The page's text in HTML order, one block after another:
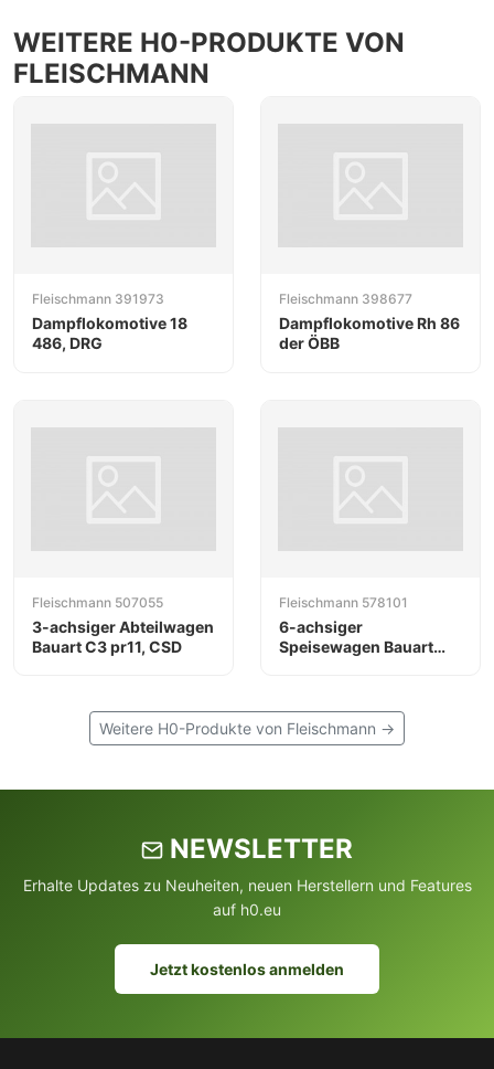
WEITERE H0-PRODUKTE VON
FLEISCHMANN
Fleischmann 391973
Dampflokomotive 18
486, DRG
Fleischmann 398677
Dampflokomotive Rh 86
der ÖBB
Fleischmann 507055
3-achsiger Abteilwagen
Bauart C3 pr11, CSD
Fleischmann 578101
6-achsiger
Speisewagen Bauart
Weitere H0-Produkte von Fleischmann →
NEWSLETTER
Erhalte Updates zu Neuheiten, neuen Herstellern und Features
auf h0.eu
Jetzt kostenlos anmelden